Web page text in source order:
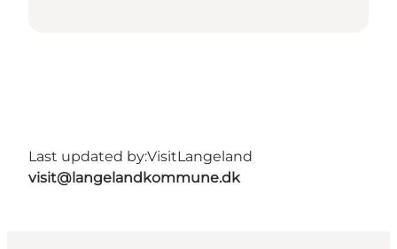
Last updated by:VisitLangeland
visit@langelandkommune.dk